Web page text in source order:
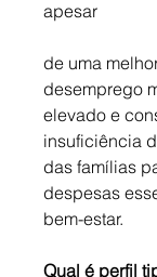
apesar
de uma
desemprego
elevado e
insuficiência
das famílias
despesas
bem-estar.
Qual é perfil